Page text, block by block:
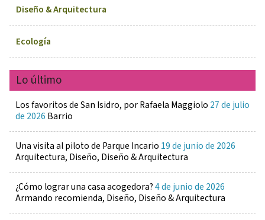
Diseño & Arquitectura
Ecología
Lo último
Los favoritos de San Isidro, por Rafaela Maggiolo 27 de julio
de 2026 Barrio
Una visita al piloto de Parque Incario 19 de junio de 2026
Arquitectura, Diseño, Diseño & Arquitectura
¿Cómo lograr una casa acogedora?4 de junio de 2026
Armando recomienda, Diseño, Diseño & Arquitectura